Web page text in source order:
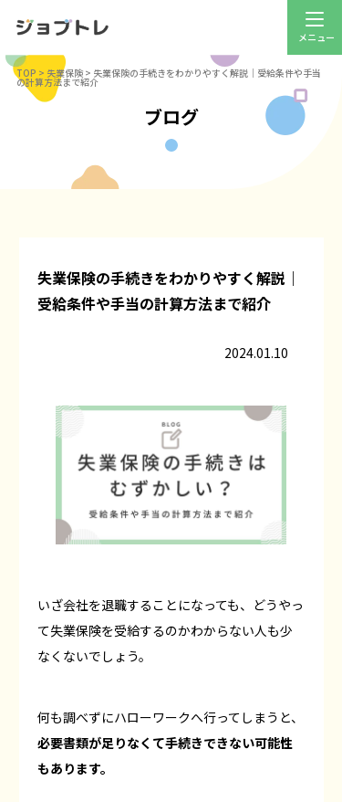
TOP > 失業保険> 失業保険の手続きをわかりやすく解説｜受給条件や手当
の計算方法まで紹介
ブログ
失業保険の手続きをわかりやすく解説｜
受給条件や手当の計算方法まで紹介
2024.01.10
いざ会社を退職することになっても、どうやっ
て失業保険を受給するのかわからない人も少
なくないでしょう。
何も調べずにハローワークへ行ってしまうと、
必要書類が足りなくて手続きできない可能性
もあります。